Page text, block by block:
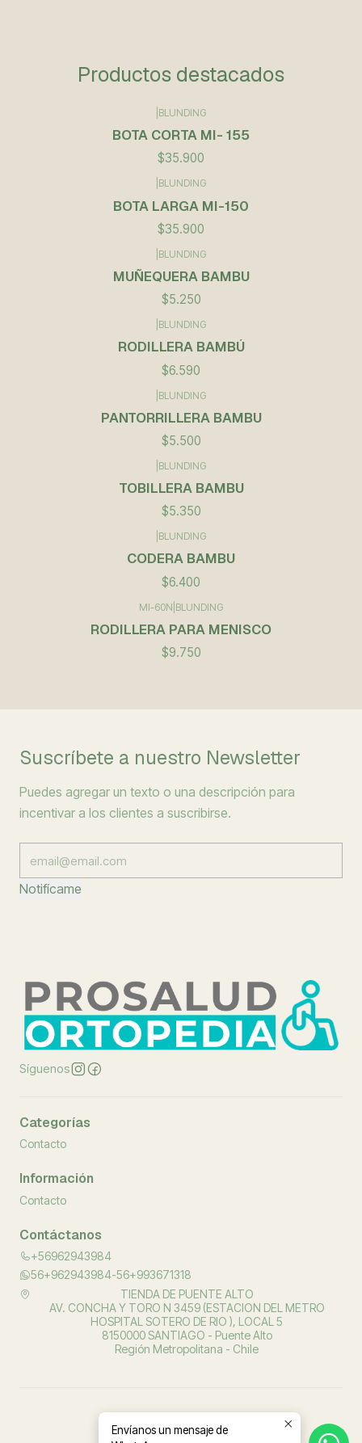
Productos destacados
BLUNDING
BOTA CORTA MI- 155
$35.900
BLUNDING
BOTA LARGA MI-150
$35.900
BLUNDING
MUÑEQUERA BAMBU
$5.250
BLUNDING
RODILLERA BAMBÚ
$6.590
BLUNDING
PANTORRILLERA BAMBU
$5.500
BLUNDING
TOBILLERA BAMBU
$5.350
BLUNDING
CODERA BAMBU
$6.400
MI-60N BLUNDING
RODILLERA PARA MENISCO
$9.750
Suscríbete a nuestro Newsletter
Puedes agregar un texto o una descripción para
incentivar a los clientes a suscribirse.
Notifícame
Síguenos
Categorías
Contacto
Información
Contacto
Contáctanos
+56962943984
56+962943984-56+993671318
TIENDA DE PUENTE ALTO
AV. CONCHA Y TORO N 3459 (ESTACION DEL METRO
HOSPITAL SOTERO DE RIO ), LOCAL 5
8150000 SANTIAGO - Puente Alto
Región Metropolitana - Chile
2026 PROSALUD ORTOPEDIA.
Envíanos un mensaje de